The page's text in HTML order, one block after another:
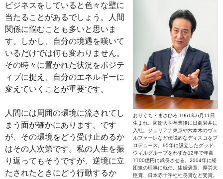
おりぐち・まさひろ 1961年6月11日
生まれ。防衛大学卒業後に日商岩井に
入社。ジュリアナ東京や六本木のヴェ
ルファーレなど伝説的なディスコをプ
ロデュース。95年に設立したグッド
ウィルグループをわずか12年で年商
7700億円に成長させる。2004年に経
団連の理事に就任。紺綬褒章、厚労大
臣賞、日本赤十字社社長賞など受賞。
ビジネスをしていると色々な壁に
当たることがあるでしょう。人間
関係に悩むことも多いと思いま
す。しかし、自分の境遇を嘆いて
いるだけでは何も変わりません。
その時々に置かれた状況をポジテ
ィブに捉え、自分のエネルギーに
変えていくことが重要です。
人間には周囲の環境に流されてし
まう面が確かにあります。です
が、その環境をどう受け止めるか
はその人次第です。私の人生を振
り返ってもそうですが、逆境に立
たされたときにどう行動するか